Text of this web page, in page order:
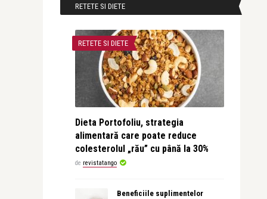
RETETE SI DIETE
RETETE SI DIETE
Dieta Portofoliu, strategia
alimentară care poate reduce
colesterolul „rău” cu până la 30%
de revistatango
Beneficiile suplimentelor